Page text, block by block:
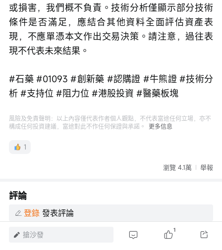
或損害，我們概不負責。技術分析僅顯示部分技術
條件是否滿足，應結合其他資料全面評估資產表
現，不應單憑本文作出交易決策。請注意，過往表
現不代表未來結果。
#石藥 #01093 #創新藥 #認購證 #牛熊證 #技術分
析 #支持位 #阻力位 #港股投資 #醫藥板塊
風險及免責聲明：以上內容僅代表作者個人觀點，不代表富途任何立場，亦不
構成任何投資建議，富途對此不作任何保證與承諾。
更多信息
1
瀏覽 4.1萬 舉報
評論
登錄 發表評論
搶沙發 1